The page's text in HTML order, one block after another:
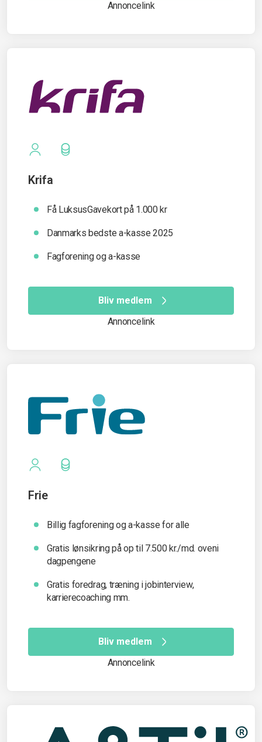
Annoncelink
Krifa
Få LuksusGavekort på 1.000 kr
Danmarks bedste a-kasse 2025
Fagforening og a-kasse
Bliv medlem
Annoncelink
Frie
Billig fagforening og a-kasse for alle
Gratis lønsikring på op til 7.500 kr./md. oveni
dagpengene
Gratis foredrag, træning i jobinterview,
karrierecoaching mm.
Bliv medlem
Annoncelink